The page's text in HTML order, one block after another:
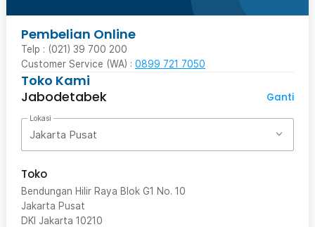
Pembelian Online
Telp : (021) 39 700 200
Customer Service (WA) : 0899 721 7050
Toko Kami
Jabodetabek
Ganti
Lokasi
Jakarta Pusat
Toko
Bendungan Hilir Raya Blok G1 No. 10
Jakarta Pusat
DKI Jakarta 10210